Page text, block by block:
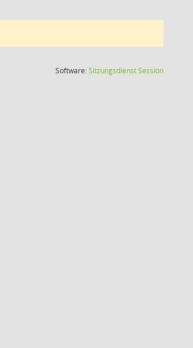
Software:SitzungsdienstSession(Wird in